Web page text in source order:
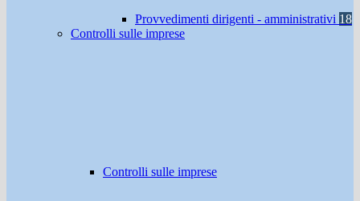
Provvedimenti dirigenti - amministrativi 18
Controlli sulle imprese
Controlli sulle imprese